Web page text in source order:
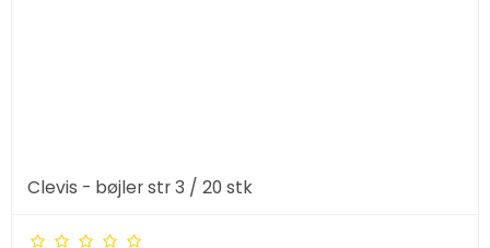
Clevis - bøjler str 3 / 20 stk